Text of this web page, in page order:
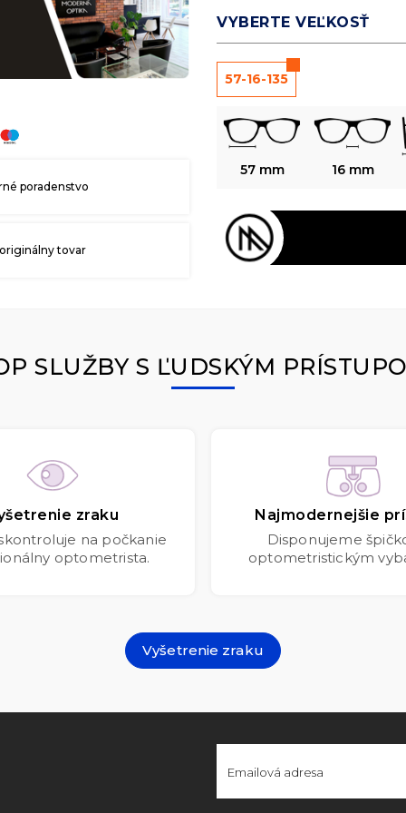
poradenstvo
tovar
VYBERTE VEĽKOSŤ
57-16-135
57 mm 16 mm
SLUŽBY S ĽUDSKÝM
zraku
na počkanie
optometrista.
Najmodernejšie
Disponujeme
optometristickým
Vyšetrenie zraku